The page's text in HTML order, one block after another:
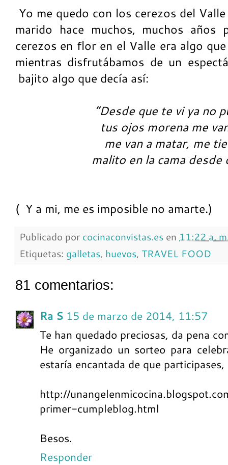
Yo me quedo con los cerezos del
marido hace muchos, muchos
cerezos en flor en el Valle era algo
mientras disfrutábamos de un
bajito algo que decía así:
“Desde que te vi ya no
tus ojos morena me
me van a matar, me
malito en la cama desde
( Y a mi, me es imposible no amarte.)
Publicado por cocinaconvistas.es en 11:22 a.
Etiquetas: galletas, huevos, TRAVEL FOOD
81 comentarios:
Ra S 15 de marzo de 2014, 11:57
Te han quedado preciosas, da pena
He organizado un sorteo para
estaría encantada de que
http://
primer-cumpleblog.html
Besos.
Responder